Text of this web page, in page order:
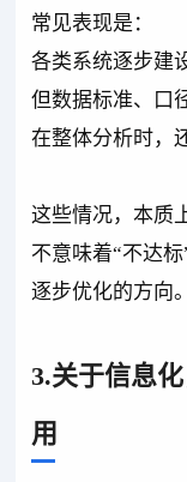
常见表现是：
各类系统逐步建
但数据标准、口
在整体分析时，
这些情况，本质
不意味着“不达
逐步优化的方向。
3.关于信息
用